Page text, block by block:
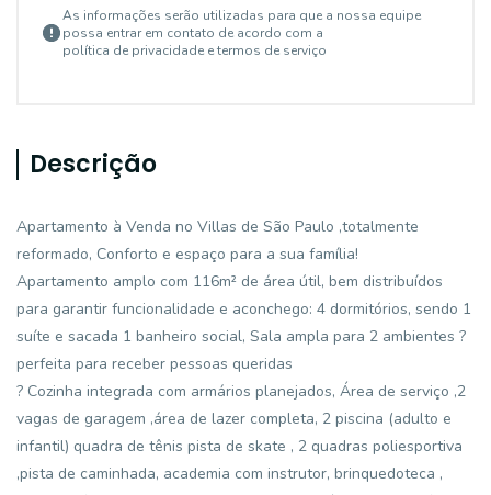
As informações serão utilizadas para que a nossa equipe
possa entrar em contato de acordo com a
política de privacidade e termos de serviço
Descrição
Apartamento à Venda no Villas de São Paulo ,totalmente
reformado, Conforto e espaço para a sua família!
Apartamento amplo com 116m² de área útil, bem distribuídos
para garantir funcionalidade e aconchego: 4 dormitórios, sendo 1
suíte e sacada 1 banheiro social, Sala ampla para 2 ambientes ?
perfeita para receber pessoas queridas
? Cozinha integrada com armários planejados, Área de serviço ,2
vagas de garagem ,área de lazer completa, 2 piscina (adulto e
infantil) quadra de tênis pista de skate , 2 quadras poliesportiva
,pista de caminhada, academia com instrutor, brinquedoteca ,